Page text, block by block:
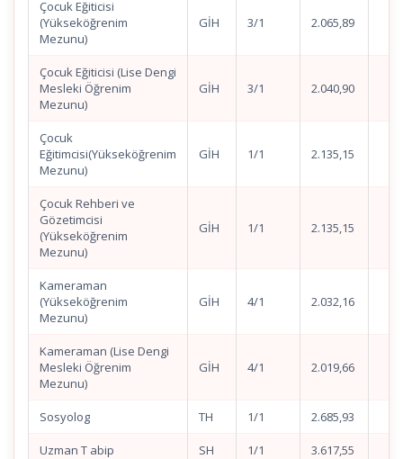
Çocuk Eğiticisi
(Yükseköğrenim
Mezunu)
GİH 3/1 2.065,89
Çocuk Eğiticisi (Lise Dengi
Mesleki Öğrenim
Mezunu)
GİH 3/1 2.040,90
Çocuk
Eğitimcisi(Yükseköğrenim
Mezunu)
GİH 1/1 2.135,15
Çocuk Rehberi ve
Gözetimcisi
(Yükseköğrenim
Mezunu)
GİH 1/1 2.135,15
Kameraman
(Yükseköğrenim
Mezunu)
GİH 4/1 2.032,16
Kameraman (Lise Dengi
Mesleki Öğrenim
Mezunu)
GİH 4/1 2.019,66
Sosyolog TH 1/1 2.685,93
Uzman T abip SH 1/1 3.617,55